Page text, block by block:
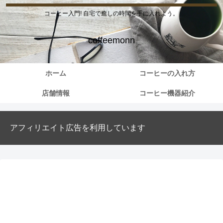
コーヒー入門! 自宅で癒しの時間を手に入れよう。
coffeemonn
ホーム コーヒーの入れ方
店舗情報 コーヒー機器紹介
アフィリエイト広告を利用しています